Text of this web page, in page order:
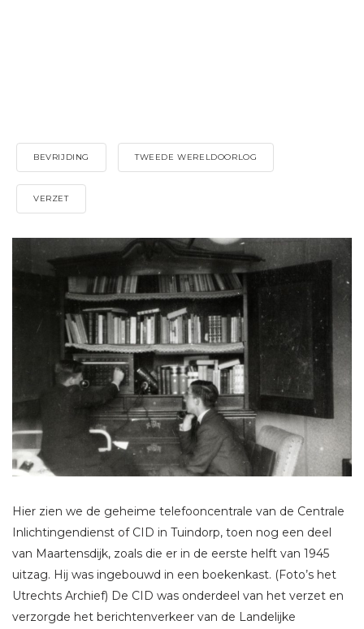
BEVRIJDING TWEEDE WERELDOORLOG
VERZET
Hier zien we de geheime telefooncentrale van de Centrale
Inlichtingendienst of CID in Tuindorp, toen nog een deel
van Maartensdijk, zoals die er in de eerste helft van 1945
uitzag. Hij was ingebouwd in een boekenkast. (Foto’s het
Utrechts Archief) De CID was onderdeel van het verzet en
verzorgde het berichtenverkeer van de Landelijke